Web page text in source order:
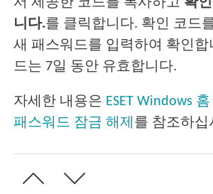
니다.를 클릭합니다. 확인 코드
새 패스워드를 입력하여 확인합
드는 7일 동안 유효합니다.
자세한 내용은 ESET Windows
패스워드 잠금 해제 를 참조하십